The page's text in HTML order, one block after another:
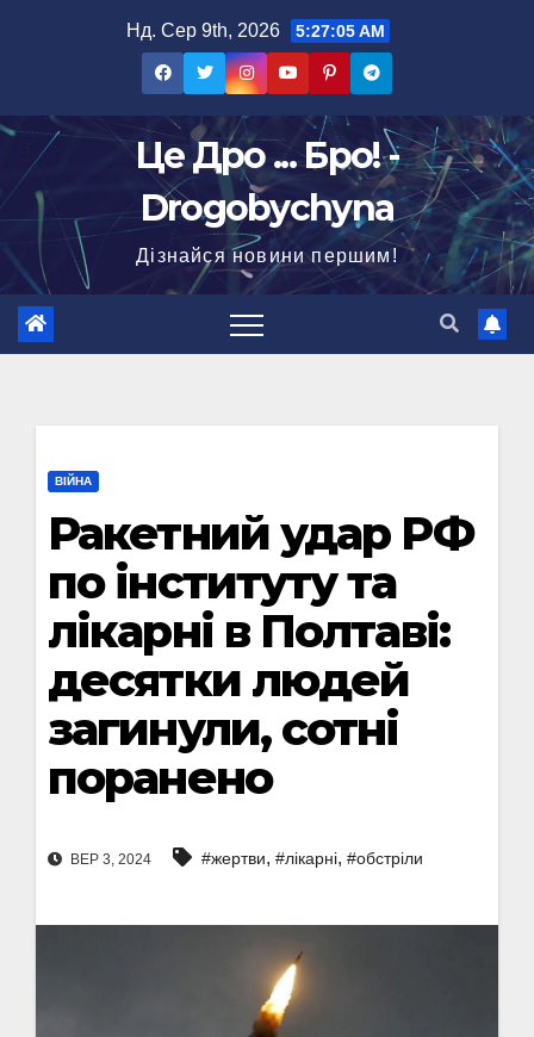
Нд. Сер 9th, 2026 5:27:06 AM
Це Дро ... Бро! -
Drogobychyna
Дізнайся новини першим!
ВІЙНА
Ракетний удар РФ
по інституту та
лікарні в Полтаві:
десятки людей
загинули, сотні
поранено
ВЕР 3, 2024 #жертви, #лікарні, #обстріли